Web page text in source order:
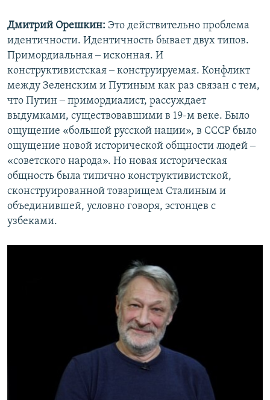
Дмитрий Орешкин: Это действительно проблема
идентичности. Идентичность бывает двух типов.
Примордиальная ‒ исконная. И
конструктивистская ‒ конструируемая. Конфликт
между Зеленским и Путиным как раз связан с тем,
что Путин ‒ примордиалист, рассуждает
выдумками, существовавшими в 19-м веке. Было
ощущение «большой русской нации», в СССР было
ощущение новой исторической общности людей ‒
«советского народа». Но новая историческая
общность была типично конструктивистской,
сконструированной товарищем Сталиным и
объединившей, условно говоря, эстонцев с
узбеками.